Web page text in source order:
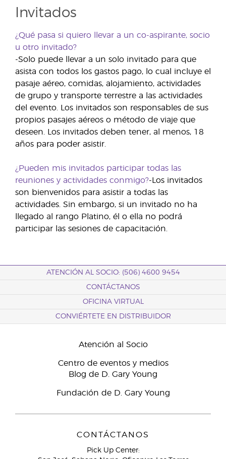
Invitados
¿Qué pasa si quiero llevar a un co-aspirante, socio
u otro invitado?
-Solo puede llevar a un solo invitado para que
asista con todos los gastos pago, lo cual incluye el
pasaje aéreo, comidas, alojamiento, actividades
de grupo y transporte terrestre a las actividades
del evento. Los invitados son responsables de sus
propios pasajes aéreos o método de viaje que
deseen. Los invitados deben tener, al menos, 18
años para poder asistir.
¿Pueden mis invitados participar todas las
reuniones y actividades conmigo?-Los invitados
son bienvenidos para asistir a todas las
actividades. Sin embargo, si un invitado no ha
llegado al rango Platino, él o ella no podrá
participar las sesiones de capacitación.
ATENCIÓN AL SOCIO: (506) 4600 9454
CONTÁCTANOS
OFICINA VIRTUAL
CONVIÉRTETE EN DISTRIBUIDOR
Atención al Socio
Centro de eventos y medios
Blog de D. Gary Young
Fundación de D. Gary Young
CONTÁCTANOS
Pick Up Center: